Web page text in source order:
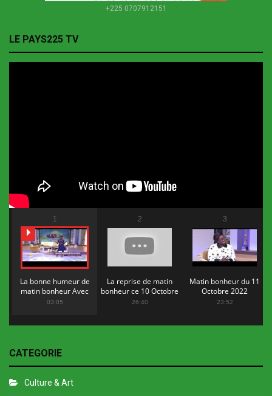
+225 0707912151
LE PAYS225 TV
1
La bonne humeur de
matin bonheur Avec
Flopy Mendosa
03:05
2
La reprise de matin
bonheur ce 10 Octobre
2022
26:40
3
Matin bonheur du 11
Octobre 2022
23:52
CATEGORIE
Culture & Art